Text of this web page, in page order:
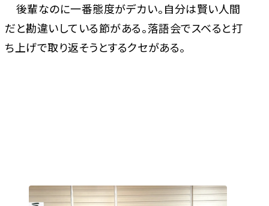
後輩なのに一番態度がデカい。自分は賢い人間
だと勘違いしている節がある。落語会でスベると打
ち上げで取り返そうとするクセがある。